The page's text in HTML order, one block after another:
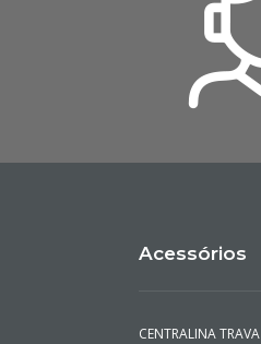
Acessórios
CENTRALINA